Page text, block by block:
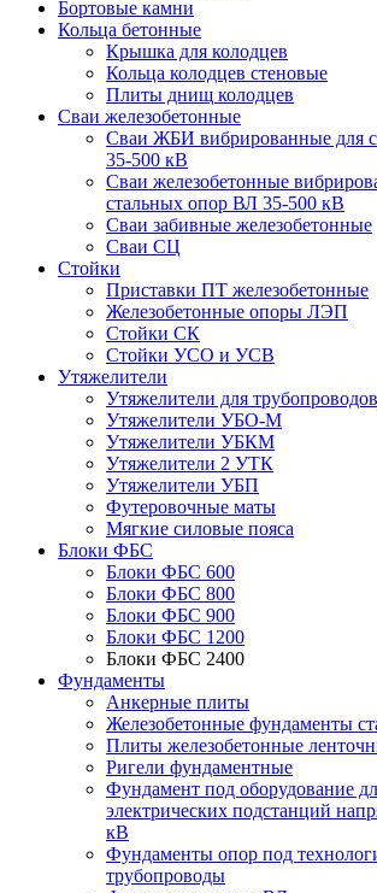
Бортовые камни
Кольца бетонные
Крышка для колодцев
Кольца колодцев стеновые
Плиты днищ колодцев
Сваи железобетонные
Сваи ЖБИ вибрированные для
35-500 кВ
Сваи железобетонные
стальных опор ВЛ 35-500 кВ
Сваи забивные железобетонные
Сваи СЦ
Стойки
Приставки ПТ железобетонные
Железобетонные опоры ЛЭП
Стойки СК
Стойки УСО и УСВ
Утяжелители
Утяжелители для трубопроводов
Утяжелители УБО-М
Утяжелители УБКМ
Утяжелители 2 УТК
Утяжелители УБП
Футеровочные маты
Мягкие силовые пояса
Блоки ФБС
Блоки ФБС 600
Блоки ФБС 800
Блоки ФБС 900
Блоки ФБС 1200
Блоки ФБС 2400
Фундаменты
Анкерные плиты
Железобетонные фундаменты
Плиты железобетонные
Ригели фундаментные
Фундамент под оборудование
электрических подстанций
кВ
Фундаменты опор под
трубопроводы